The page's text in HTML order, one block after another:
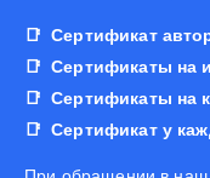
Сертификат
Сертификаты на
Сертификаты на
Сертификат у